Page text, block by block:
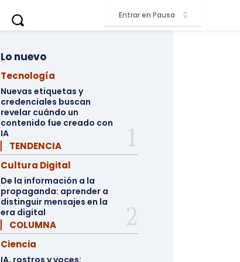
Entrar en Pausa
Lo nuevo
Tecnología
Nuevas etiquetas y
credenciales buscan
revelar cuándo un
contenido fue creado con
IA
▏ TENDENCIA
Cultura Digital
De la información a la
propaganda: aprender a
distinguir mensajes en la
era digital
▏ COLUMNA
Ciencia
IA, rostros y voces: